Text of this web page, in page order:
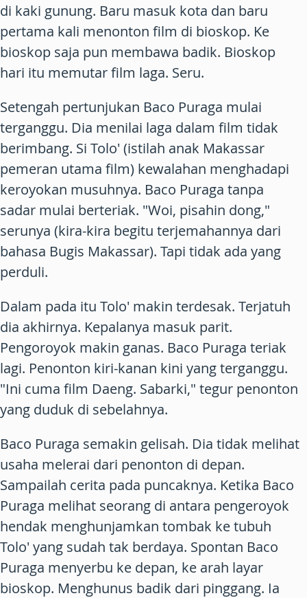
di kaki gunung. Baru masuk kota dan baru
pertama kali menonton film di bioskop. Ke
bioskop saja pun membawa badik. Bioskop
hari itu memutar film laga. Seru.
Setengah pertunjukan Baco Puraga mulai
terganggu. Dia menilai laga dalam film tidak
berimbang. Si Tolo' (istilah anak Makassar
pemeran utama film) kewalahan menghadapi
keroyokan musuhnya. Baco Puraga tanpa
sadar mulai berteriak. "Woi, pisahin dong,"
serunya (kira-kira begitu terjemahannya dari
bahasa Bugis Makassar). Tapi tidak ada yang
perduli.
Dalam pada itu Tolo' makin terdesak. Terjatuh
dia akhirnya. Kepalanya masuk parit.
Pengoroyok makin ganas. Baco Puraga teriak
lagi. Penonton kiri-kanan kini yang terganggu.
"Ini cuma film Daeng. Sabarki," tegur penonton
yang duduk di sebelahnya.
Baco Puraga semakin gelisah. Dia tidak melihat
usaha melerai dari penonton di depan.
Sampailah cerita pada puncaknya. Ketika Baco
Puraga melihat seorang di antara pengeroyok
hendak menghunjamkan tombak ke tubuh
Tolo' yang sudah tak berdaya. Spontan Baco
Puraga menyerbu ke depan, ke arah layar
bioskop. Menghunus badik dari pinggang. Ia